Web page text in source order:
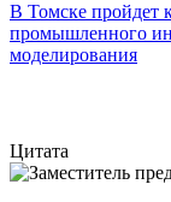
В Томске пройдет
промышленного
моделирования
Цитата